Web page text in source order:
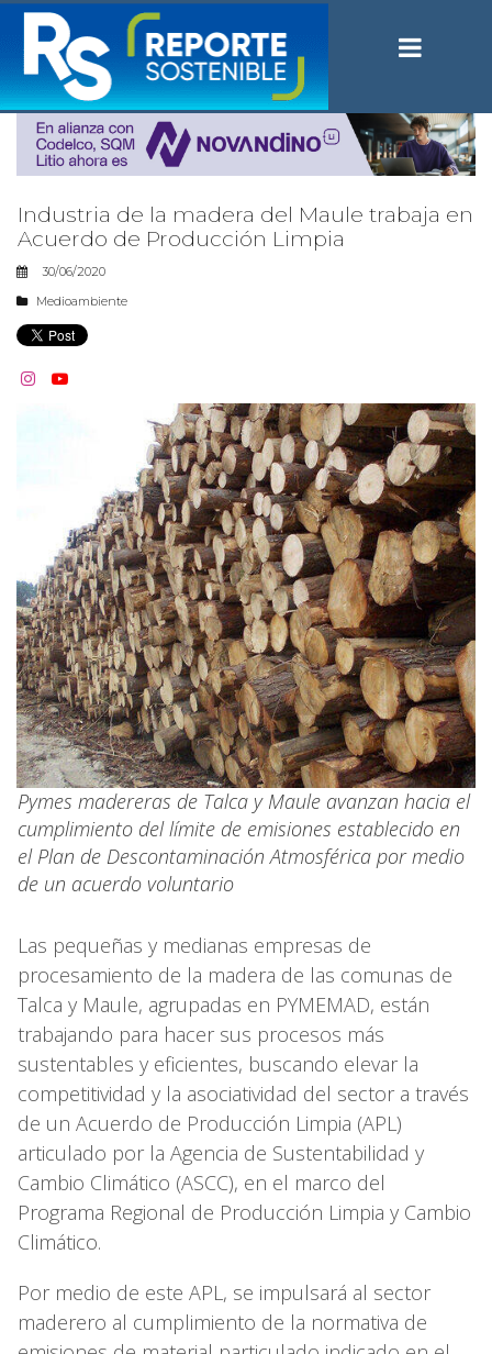
Industria de la madera del Maule trabaja en
Acuerdo de Producción Limpia
30/06/2020
Medioambiente
 
Pymes madereras de Talca y Maule avanzan hacia el
cumplimiento del límite de emisiones establecido en
el Plan de Descontaminación Atmosférica por medio
de un acuerdo voluntario
Las pequeñas y medianas empresas de
procesamiento de la madera de las comunas de
Talca y Maule, agrupadas en PYMEMAD, están
trabajando para hacer sus procesos más
sustentables y eficientes, buscando elevar la
competitividad y la asociatividad del sector a través
de un Acuerdo de Producción Limpia (APL)
articulado por la Agencia de Sustentabilidad y
Cambio Climático (ASCC), en el marco del
Programa Regional de Producción Limpia y Cambio
Climático.
Por medio de este APL, se impulsará al sector
maderero al cumplimiento de la normativa de